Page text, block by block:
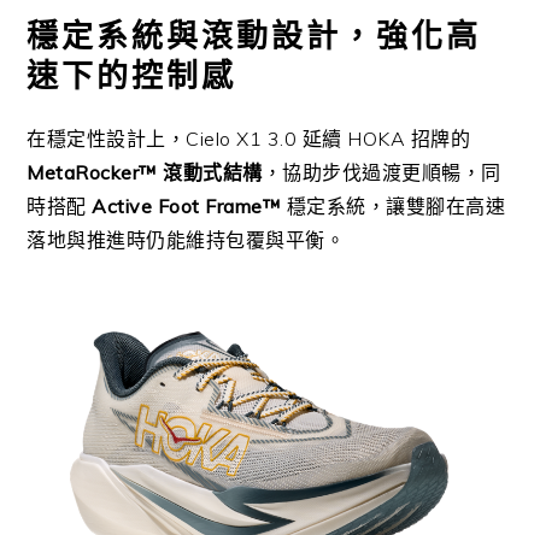
穩定系統與滾動設計，強化高
速下的控制感
在穩定性設計上，Cielo X1 3.0 延續 HOKA 招牌的
MetaRocker™ 滾動式結構，協助步伐過渡更順暢，同
時搭配Active Foot Frame™ 穩定系統，讓雙腳在高速
落地與推進時仍能維持包覆與平衡。